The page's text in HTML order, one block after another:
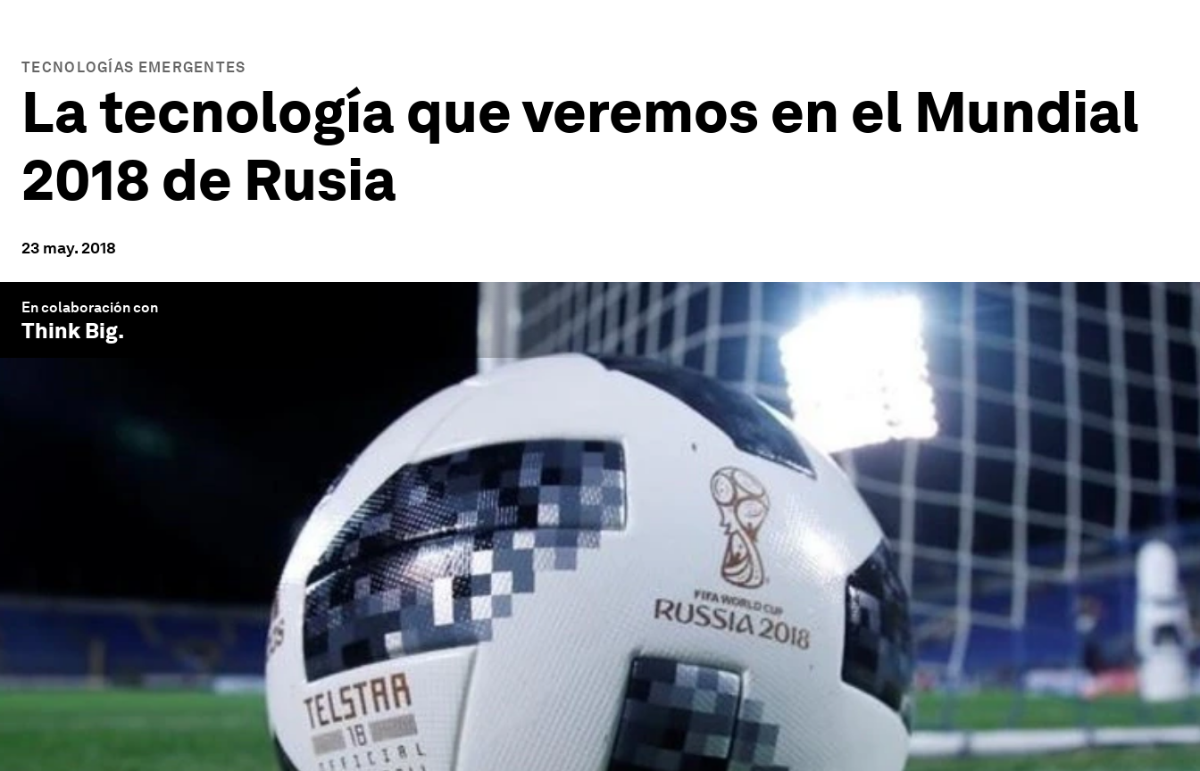
TECNOLOGÍAS EMERGENTES
La tecnología que veremos en el Mundial
2018 de Rusia
23 may. 2018
En colaboración con
Think Big.